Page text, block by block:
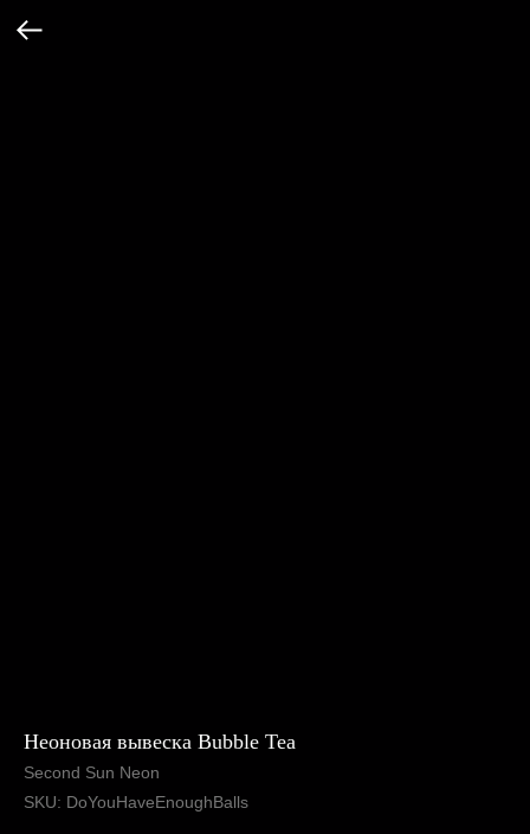
Неоновая вывеска Bubble Tea
Second Sun Neon
SKU: DoYouHaveEnoughBalls